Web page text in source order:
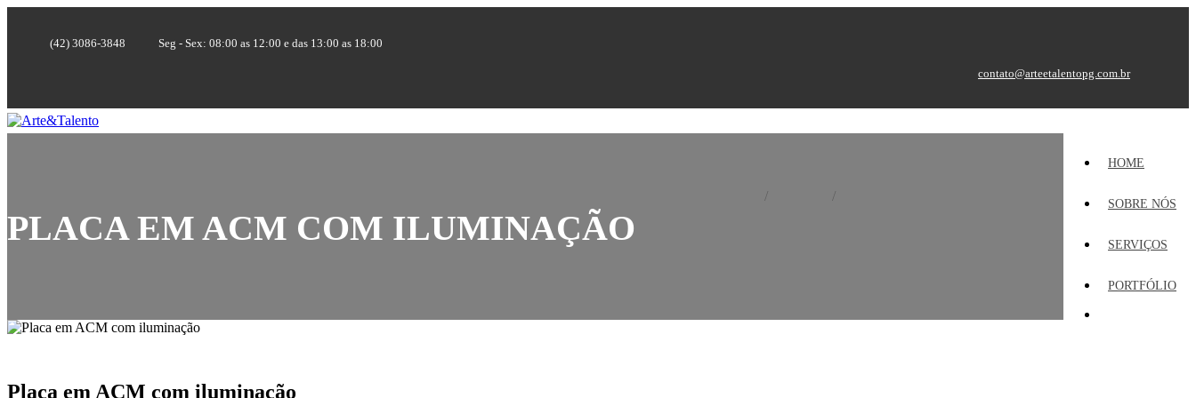
(42) 3086-3848 Seg - Sex: 08:00 as 12:00 e das 13:00 as 18:00
contato@arteetalentopg.com.br
HOME
SOBRE NÓS
SERVIÇOS
PORTFÓLIO
PLACA EM ACM COM ILUMINAÇÃO
Placa em ACM com iluminação